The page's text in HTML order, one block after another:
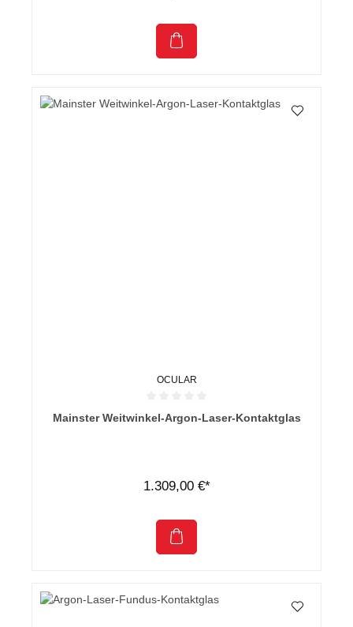
OCULAR
Durchschnittliche Bewertung von 0 von 5 Sternen
Mainster Weitwinkel-Argon-Laser-Kontaktglas
1.309,00 €*